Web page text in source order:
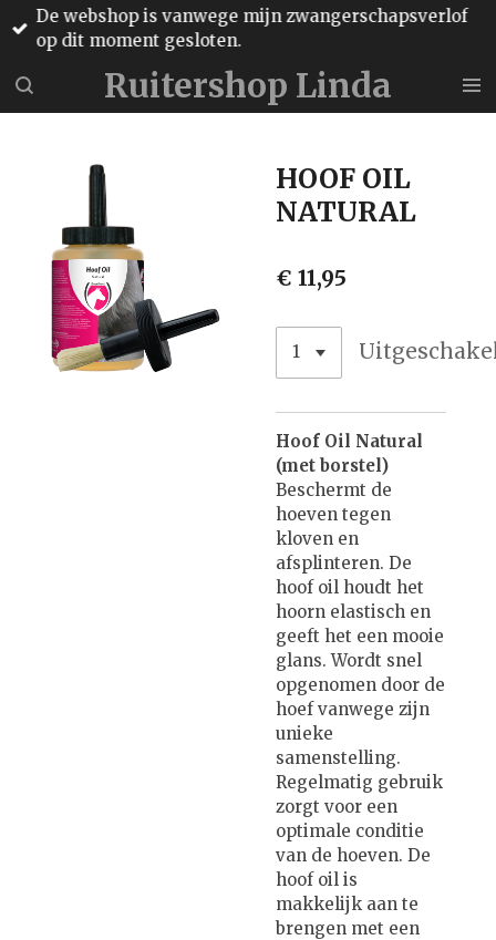
Ga
direct
de
hoofdinhoud
Ruitershop Linda
De webshop is vanwege mijn zwangerschapsverlof
op dit moment gesloten.
HOOF OIL
NATURAL
€ 11,95
Hoof Oil Natural
(met borstel)
Beschermt de
hoeven tegen
kloven en
afsplinteren. De
hoof oil houdt het
hoorn elastisch en
geeft het een mooie
glans. Wordt snel
opgenomen door de
hoef vanwege zijn
unieke
samenstelling.
Regelmatig gebruik
zorgt voor een
optimale conditie
van de hoeven. De
hoof oil is
makkelijk aan te
brengen met een